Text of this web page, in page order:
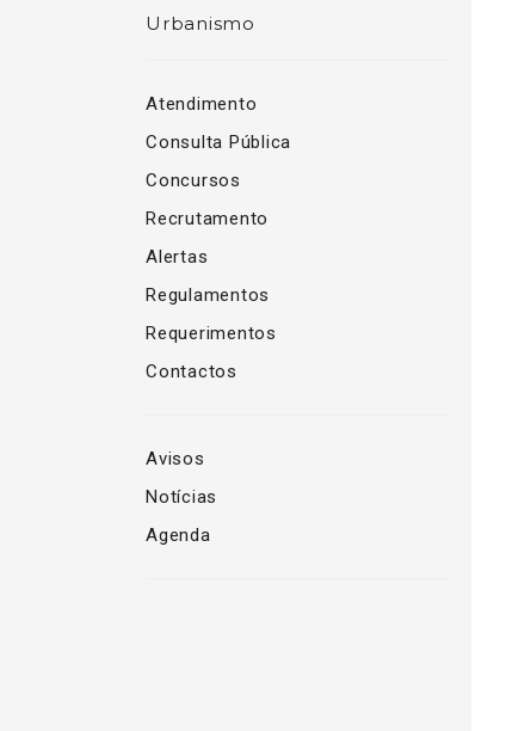
Urbanismo
Atendimento
Consulta Pública
Concursos
Recrutamento
Alertas
Regulamentos
Requerimentos
Contactos
Avisos
Notícias
Agenda